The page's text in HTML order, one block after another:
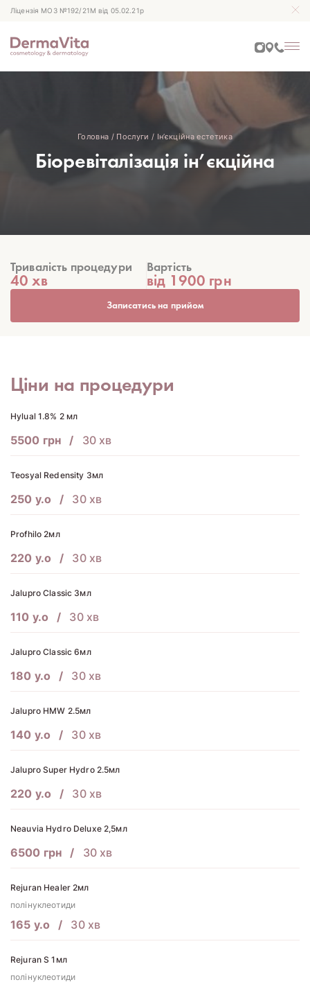
Ліцензія МОЗ №192/21М від 05.02.21р
Головна / Послуги / Ін’єкційна естетика
Біоревіталізація ін’єкційна
Тривалість процедури
40 хв
Вартість
від 1900 грн
Записатись на прийом
Ціни на процедури
Hylual 1.8% 2 мл
5500 грн 30 хв
Teosyal Redensity 3мл
250 у.о 30 хв
Profhilo 2мл
220 у.о 30 хв
Jalupro Classic 3мл
110 у.о 30 хв
Jalupro Classic 6мл
180 у.о 30 хв
Jalupro HMW 2.5мл
140 у.о 30 хв
Jalupro Super Hydro 2.5мл
220 у.о 30 хв
Neauvia Hydro Deluxe 2,5мл
6500 грн 30 хв
Rejuran Healer 2мл
полінуклеотиди
165 у.о 30 хв
Rejuran S 1мл
полінуклеотиди